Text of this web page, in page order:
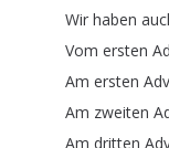
Wir haben
Vom ersten
Am ersten
Am zweiten
Am dritten